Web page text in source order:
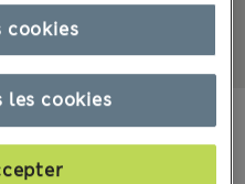
les cookies
cookies